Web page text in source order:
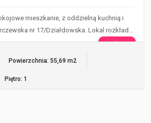
mieszkanie, z oddzielną kuchnią i
nr 17/Działdowska. Lokal rozkład…
WIĘCEJ
Powierzchnia: 55,69 m2
Piętro: 1